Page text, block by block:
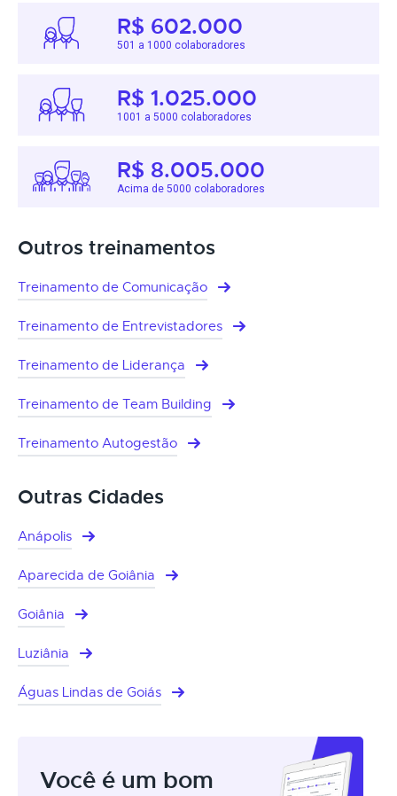
R$ 602.000
501 a 1000 colaboradores
R$ 1.025.000
1001 a 5000 colaboradores
R$ 8.005.000
Acima de 5000 colaboradores
Outros treinamentos
Treinamento de Comunicação
Treinamento de Entrevistadores
Treinamento de Liderança
Treinamento de Team Building
Treinamento Autogestão
Outras Cidades
Anápolis
Aparecida de Goiânia
Goiânia
Luziânia
Águas Lindas de Goiás
Você é um bom